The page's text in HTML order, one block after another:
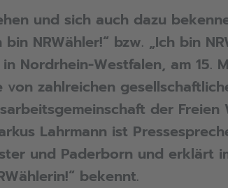
und sich auch dazu
bin NRWähler!“ bzw. „Ich bin
in Nordrhein-Westfalen, am
von zahlreichen
der
Lahrmann ist
und Paderborn und erklärt
bekennt.